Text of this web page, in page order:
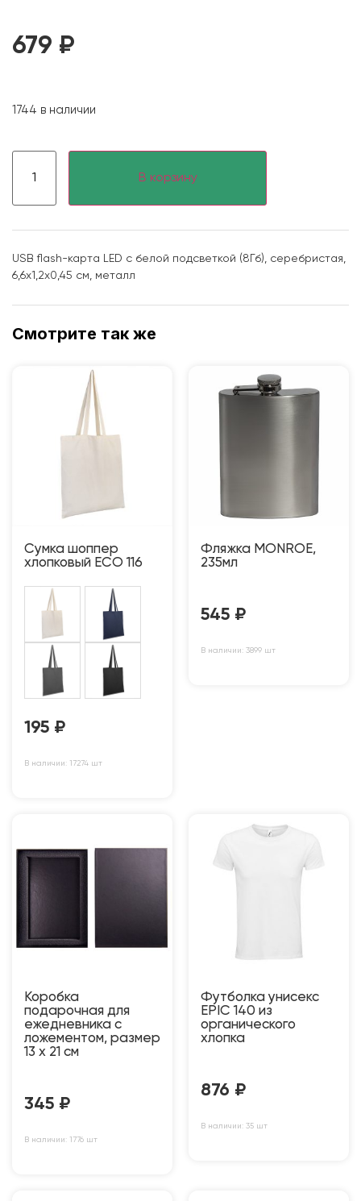
679 ₽
1744 в наличии
В корзину
USB flash-карта LED с белой подсветкой (8Гб), серебристая,
6,6х1,2х0,45 см, металл
Смотрите так же
Сумка шоппер
хлопковый ECO 116
195 ₽
В наличии: 17274 шт
Фляжка MONROE,
235мл
545 ₽
В наличии: 3899 шт
Коробка
подарочная для
ежедневника с
ложементом, размер
13 х 21 см
345 ₽
В наличии: 1776 шт
Футболка унисекс
EPIC 140 из
органического
хлопка
876 ₽
В наличии: 35 шт